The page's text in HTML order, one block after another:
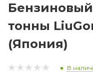
тонны
(Япония)
В